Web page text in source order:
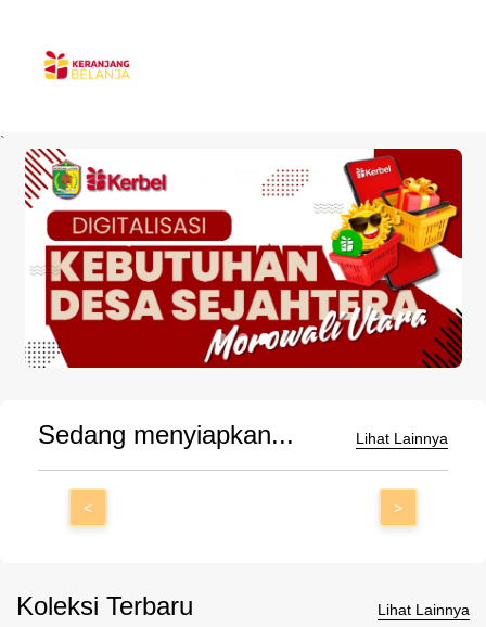
`
Sedang menyiapkan... Lihat Lainnya
< >
Koleksi Terbaru Lihat Lainnya